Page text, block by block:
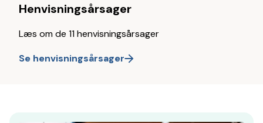
Henvisningsårsager
Læs om de 11 henvisningsårsager
Se henvisningsårsager